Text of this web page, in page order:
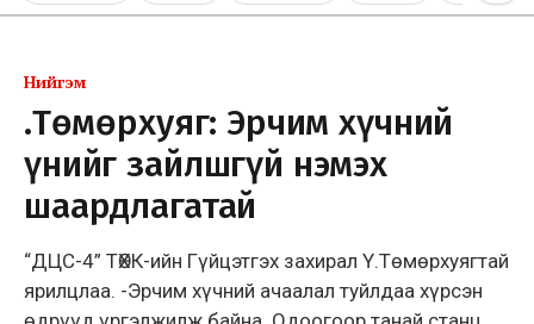
Нийгэм
Ү.Төмөрхуяг: Эрчим хүчний
үнийг зайлшгүй нэмэх
шаардлагатай
“ДЦС-4” ТӨХК-ийн Гүйцэтгэх захирал Ү.Төмөрхуягтай
ярилцлаа. -Эрчим хүчний ачаалал туйлдаа хүрсэн